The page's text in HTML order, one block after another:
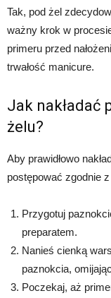
Tak, pod żel
ważny krok w
primeru przed
trwałość manicure.
Jak nakładać
żelu?
Aby prawidłowo
postępować zgodnie
Przygotuj
preparatem.
Nanieś cienką
paznokcia,
Poczekaj, aż